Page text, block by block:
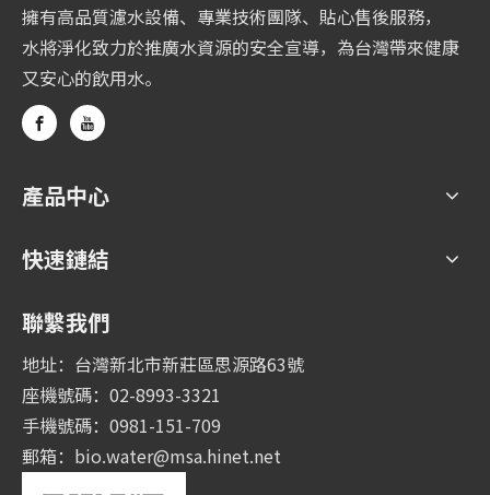
擁有高品質濾水設備、專業技術團隊、貼心售後服務，
水將淨化致力於推廣水資源的安全宣導，為台灣帶來健康
又安心的飲用水。
產品中心
快速鏈結
聯繫我們
地址：台灣新北市新莊區思源路63號
座機號碼：02-8993-3321
手機號碼：0981-151-709
郵箱： bio.water@msa.hinet.net